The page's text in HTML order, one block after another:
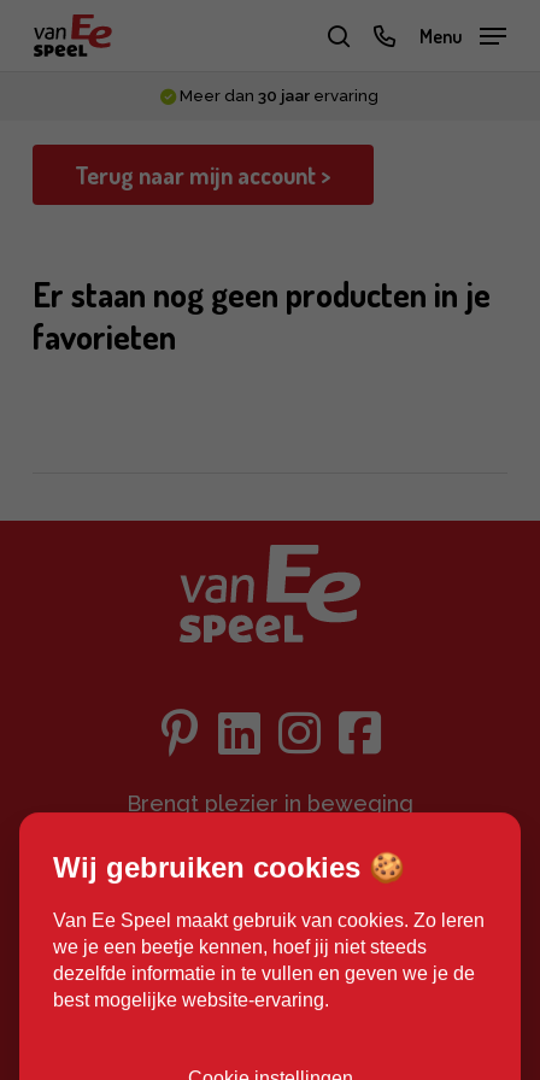
zoeken
phone
Menu
Meer dan30 jaar ervaring
Terug naar mijn account >
Er staan nog geen producten in je
favorieten
Brengt plezier in beweging
Keuze uit 1600+ speeltoestellen
Contactgegevens
Wij gebruiken cookies 🍪
Van Ee Speel maakt gebruik van cookies. Zo leren
we je een beetje kennen, hoef jij niet steeds
dezelfde informatie in te vullen en geven we je de
best mogelijke website-ervaring.